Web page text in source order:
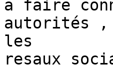
a faire
autorités ,
les
resaux